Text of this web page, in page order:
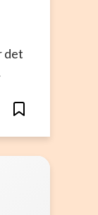
det